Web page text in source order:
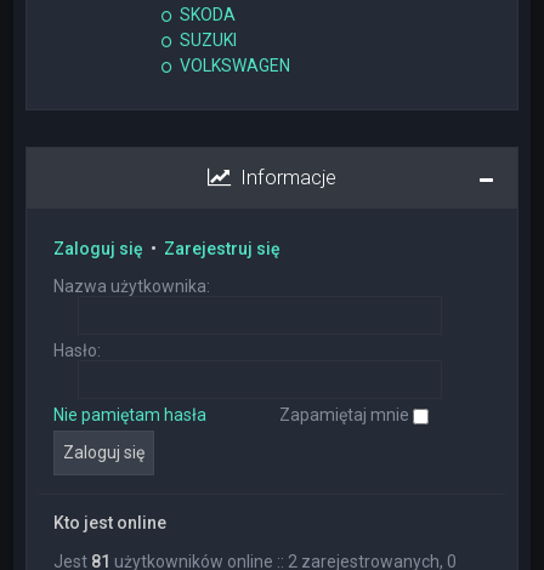
SKODA
SUZUKI
VOLKSWAGEN
Informacje
Zaloguj się • Zarejestruj się
Nazwa użytkownika:
Hasło:
Nie pamiętam hasła Zapamiętaj mnie
Kto jest online
Jest 81 użytkowników online :: 2 zarejestrowanych, 0